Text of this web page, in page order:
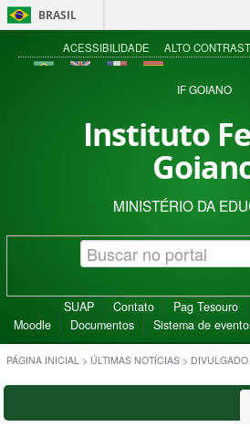
BRASIL
ACESSIBILIDADE ALTO
IF GOIANO
Instituto
MINISTÉRIO DA
SUAP Contato Pag Tesouro
Moodle
Documentos Sistema de
PÁGINA INICIAL > ÚLTIMAS NOTÍCIAS >